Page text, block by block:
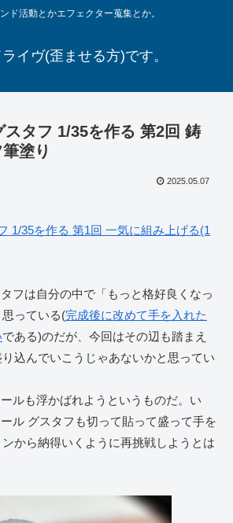
ド活動とかエフェクター蒐集とか。
イヴ(歪ませる方)です。
タフ 1/35を作る 第2回 鋳
塗り
2025.05.07
1/35を作る 第1回 一気に組み上げる(1
フは自分の中で「もっと格好良くなっ
っている(完成後に改めて手を入れた
である)のだが、今回はその辺も踏まえ
込んでいこうじゃあないかと思ってい
ルも浮かばれようというものだ。い
ル グスタフも切って貼って盛って手を
から納得いくように再挑戦しようとは